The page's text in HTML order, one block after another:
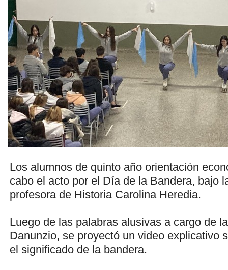
Los alumnos de quinto año orientación
cabo el acto por el Día de la Bandera, bajo
profesora de Historia Carolina Heredia.
Luego de las palabras alusivas a cargo de
Danunzio, se proyectó un video explicativo
el significado de la bandera.